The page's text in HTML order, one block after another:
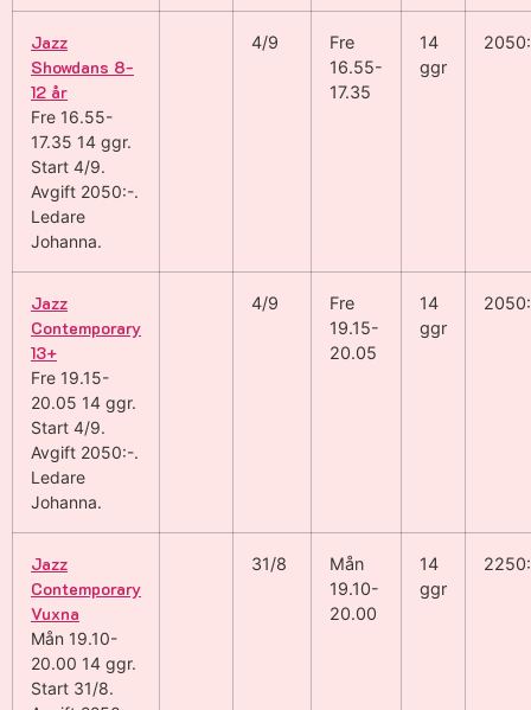
Jazz
Showdans 8-
12 år
Fre 16.55-
17.35 14 ggr.
Start 4/9.
Avgift 2050:-.
Ledare
Johanna.
4/9
Fre
16.55-
17.35
14
ggr
Jazz
Contemporary
13+
Fre 19.15-
20.05 14 ggr.
Start 4/9.
Avgift 2050:-.
Ledare
Johanna.
4/9
Fre
19.15-
20.05
14
ggr
Jazz
Contemporary
Vuxna
Mån 19.10-
20.00 14 ggr.
Start 31/8.
31/8
Mån
19.10-
20.00
14
ggr